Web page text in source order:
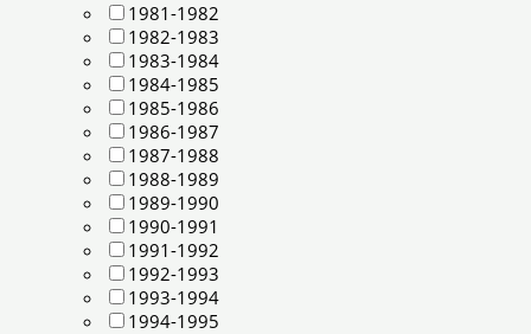
1981-1982
1982-1983
1983-1984
1984-1985
1985-1986
1986-1987
1987-1988
1988-1989
1989-1990
1990-1991
1991-1992
1992-1993
1993-1994
1994-1995